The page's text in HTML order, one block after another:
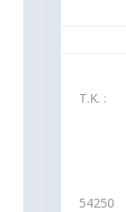
Τ.Κ. :
54250